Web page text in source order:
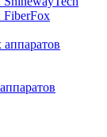
FiberFox